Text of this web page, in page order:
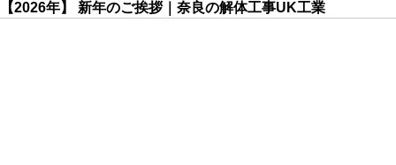
【2026年】 新年のご挨拶｜奈良の解体工事UK工業